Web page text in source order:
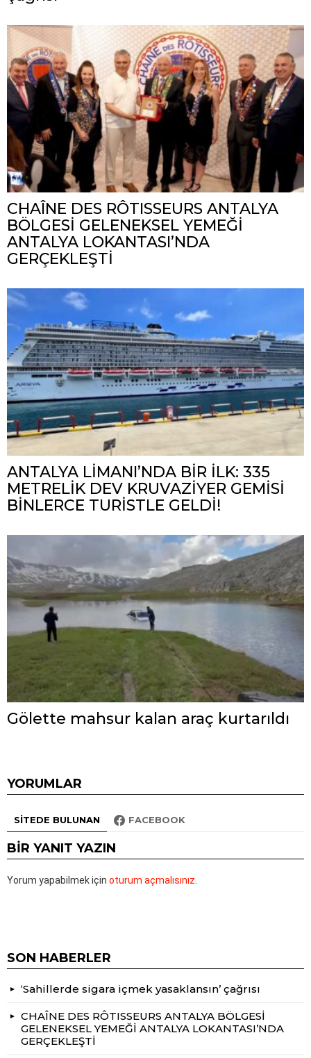
CHAÎNE DES RÔTISSEURS ANTALYA
BÖLGESİ GELENEKSEL YEMEĞİ
ANTALYA LOKANTASI’NDA
GERÇEKLEŞTİ
ANTALYA LİMANI’NDA BİR İLK: 335
METRELİK DEV KRUVAZİYER GEMİSİ
BİNLERCE TURİSTLE GELDİ!
Gölette mahsur kalan araç kurtarıldı
YORUMLAR
SITEDE BULUNAN FACEBOOK
BIR YANIT YAZIN
Yorum yapabilmek için oturum açmalısınız
SON HABERLER
‘Sahillerde sigara içmek yasaklansın’ çağrısı
CHAÎNE DES RÔTISSEURS ANTALYA BÖLGESİ
GELENEKSEL YEMEĞİ ANTALYA LOKANTASI’NDA
GERÇEKLEŞTİ